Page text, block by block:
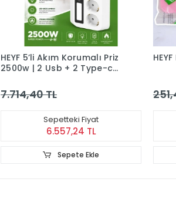
HEYF 5’li Akım Korumalı Priz
2500w | 2 Usb + 2 Type-c
Lambalı | Dokunmatik
Beyaz
7.714,40 TL
Sepetteki Fiyat
6.557,24 TL
Sepete Ekle